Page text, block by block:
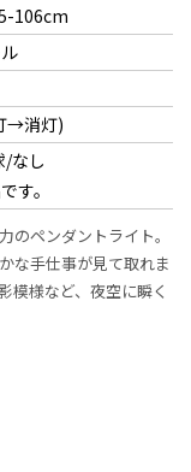
106cm
→消灯)
/なし
す。
ペンダントライト。
な手仕事が見て取れま
模様など、夜空に瞬く